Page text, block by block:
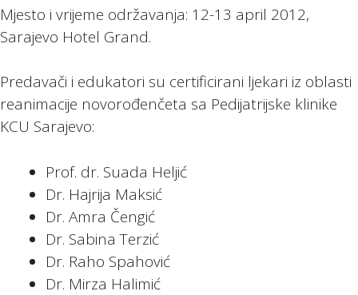
Mjesto i vrijeme održavanja: 12-13 april 2012,
Sarajevo Hotel Grand.
Predavači i edukatori su certificirani ljekari iz oblasti
reanimacije novorođenčeta sa Pedijatrijske klinike
KCU Sarajevo:
Prof. dr. Suada Heljić
Dr. Hajrija Maksić
Dr. Amra Čengić
Dr. Sabina Terzić
Dr. Raho Spahović
Dr. Mirza Halimić